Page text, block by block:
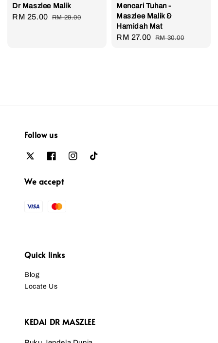
Dr Maszlee Malik
Sale
RM 25.00 Regular
RM 29.00
Mencari Tuhan -
Maszlee Malik &
Hamidah Mat
Sale
RM 27.00 Regular
RM 30.00
Follow us
We accept
Quick links
Blog
Locate Us
KEDAI DR MASZLEE